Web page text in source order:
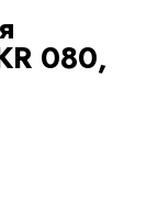
080,